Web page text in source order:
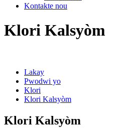
Kontakte nou
Klori Kalsyòm
Lakay
Pwodwi yo
Klori
Klori Kalsyòm
Klori Kalsyòm